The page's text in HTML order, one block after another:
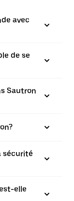
avec
de se
Sautron
sécurité
elle